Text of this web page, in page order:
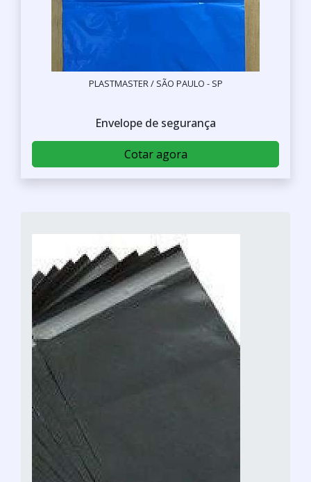
PLASTMASTER / SÃO PAULO - SP
Envelope de segurança
Cotar agora